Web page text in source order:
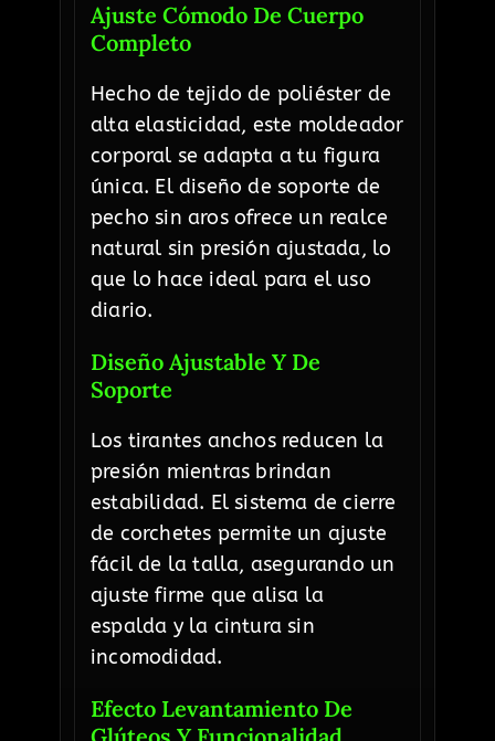
Ajuste Cómodo De Cuerpo
Completo
Hecho de tejido de poliéster de
alta elasticidad, este moldeador
corporal se adapta a tu figura
única. El diseño de soporte de
pecho sin aros ofrece un realce
natural sin presión ajustada, lo
que lo hace ideal para el uso
diario.
Diseño Ajustable Y De
Soporte
Los tirantes anchos reducen la
presión mientras brindan
estabilidad. El sistema de cierre
de corchetes permite un ajuste
fácil de la talla, asegurando un
ajuste firme que alisa la
espalda y la cintura sin
incomodidad.
Efecto Levantamiento De